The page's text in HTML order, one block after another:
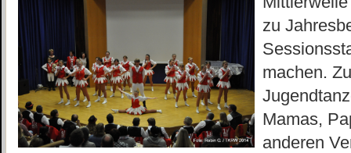
zu
machen.
Mamas,
anderen